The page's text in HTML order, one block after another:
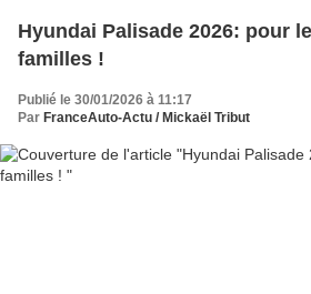
Hyundai Palisade 2026: pour
familles !
Publié le 30/01/2026 à 11:17
Par FranceAuto-Actu / Mickaël Tribut